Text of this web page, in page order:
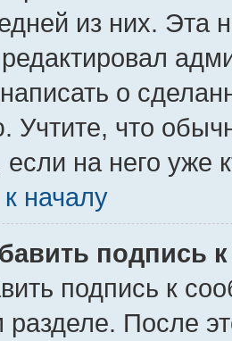
из них. Эта
о
Учтите, что
на него уже
началу
подпись
подпись к
разделе. После